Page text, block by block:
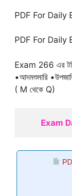
PDF For Daily
PDF For Daily
Exam 266 এর
•আদমশুমারি
( M থেকে Q)
Exam